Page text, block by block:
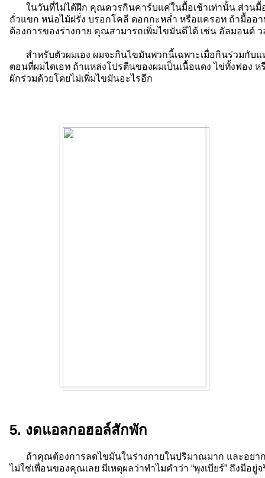
ในวันที่ไม่ได้ฝึก คุณควรกินคาร์บแค่ในมื้อเช้าเท่านั้น ส่วนมื้อ
ถั่วแขก หน่อไม้ฝรั่ง บรอกโคลี ดอกกะหล่ำ หรือแครอท ถ้ามื้ออ
ต้องการของร่างกาย คุณสามารถเพิ่มไขมันดีได้ เช่น อัลมอนด์
สำหรับตัวผมเอง ผมจะกินไขมันพวกนี้เฉพาะเมื่อกินร่วมกับแ
ตอนที่ผมไดเอท ถ้าแหล่งโปรตีนของผมเป็นเนื้อแดง ไข่ทั้งฟอง
ผักร่วมด้วยโดยไม่เพิ่มไขมันอะไรอีก
5. งดแอลกอฮอล์สักพัก
ถ้าคุณต้องการลดไขมันในร่างกายในปริมาณมาก และอยา
ไม่ใช่เพื่อนของคุณเลย มีเหตุผลว่าทำไมคำว่า “พุงเบียร์” ถึงมีอยู่จ